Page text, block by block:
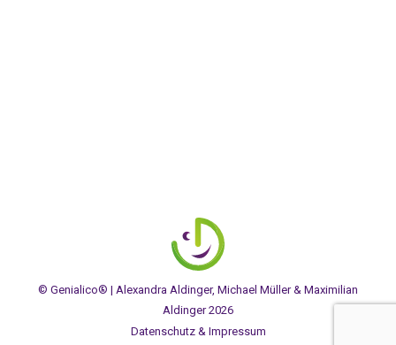
© Genialico® | Alexandra Aldinger, Michael Müller & Maximilian
Aldinger 2026
Datenschutz & Impressum